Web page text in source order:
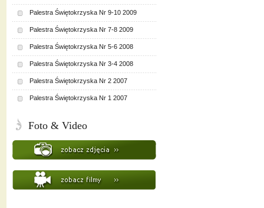
Palestra Świętokrzyska Nr 9-10 2009
Palestra Świętokrzyska Nr 7-8 2009
Palestra Świętokrzyska Nr 5-6 2008
Palestra Świętokrzyska Nr 3-4 2008
Palestra Świętokrzyska Nr 2 2007
Palestra Świętokrzyska Nr 1 2007
Foto & Video